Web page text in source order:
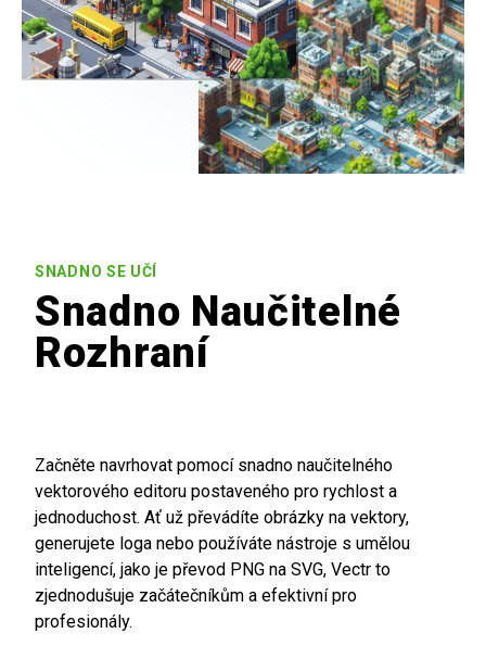
SNADNO SE UČÍ
Snadno Naučitelné
Rozhraní
Začněte navrhovat pomocí snadno naučitelného
vektorového editoru postaveného pro rychlost a
jednoduchost. Ať už převádíte obrázky na vektory,
generujete loga nebo používáte nástroje s umělou
inteligencí, jako je převod PNG na SVG, Vectr to
zjednodušuje začátečníkům a efektivní pro
profesionály.